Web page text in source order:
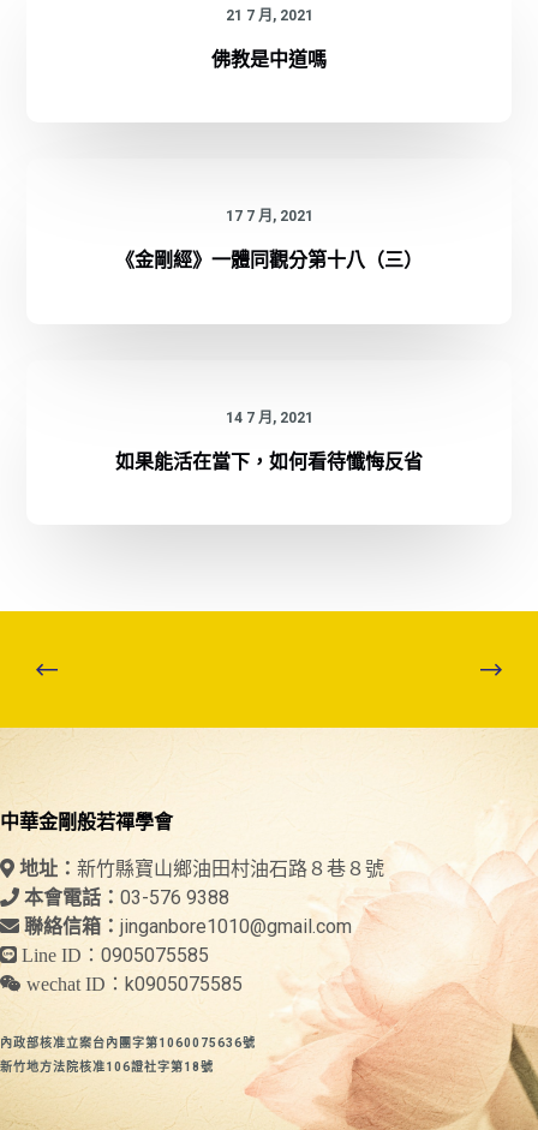
21 7 月, 2021
佛教是中道嗎
17 7 月, 2021
《金剛經》一體同觀分第十八（三）
14 7 月, 2021
如果能活在當下，如何看待懺悔反省
中華金剛般若禪學會
地址： 新竹縣寶山鄉油田村油石路８巷８號
本會電話： 03-576 9388
聯絡信箱： jinganbore1010@gmail.com
Line ID： 0905075585
wechat ID： k0905075585
內政部核准立案台內團字第1060075636號
新竹地方法院核准106證社字第18號